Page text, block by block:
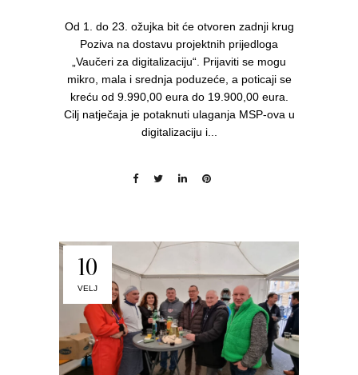
Od 1. do 23. ožujka bit će otvoren zadnji krug
Poziva na dostavu projektnih prijedloga
„Vaučeri za digitalizaciju“. Prijaviti se mogu
mikro, mala i srednja poduzeće, a poticaji se
kreću od 9.990,00 eura do 19.900,00 eura.
Cilj natječaja je potaknuti ulaganja MSP-ova u
digitalizaciju i...
10
VELJ